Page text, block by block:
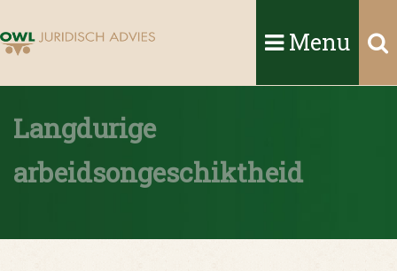
Menu
Langdurige
arbeidsongeschiktheid